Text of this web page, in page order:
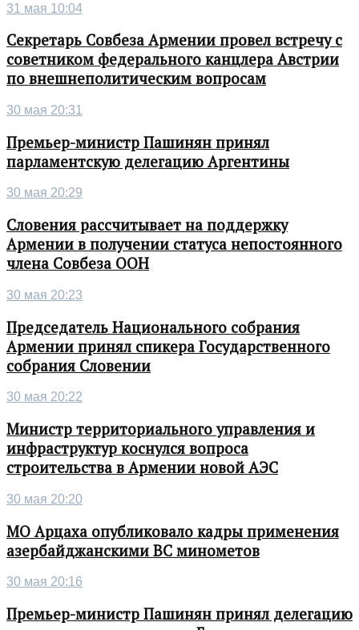
31 мая 10:04
Секретарь Совбеза Армении провел встречу с
советником федерального канцлера Австрии
по внешнеполитическим вопросам
30 мая 20:31
Премьер-министр Пашинян принял
парламентскую делегацию Аргентины
30 мая 20:29
Словения рассчитывает на поддержку
Армении в получении статуса непостоянного
члена Совбеза ООН
30 мая 20:23
Председатель Национального собрания
Армении принял спикера Государственного
собрания Словении
30 мая 20:22
Министр территориального управления и
инфраструктур коснулся вопроса
строительства в Армении новой АЭС
30 мая 20:20
МО Арцаха опубликовало кадры применения
азербайджанскими ВС минометов
30 мая 20:16
Премьер-министр Пашинян принял делегацию